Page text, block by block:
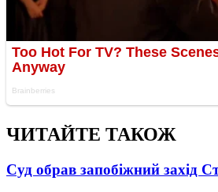
ЧИТАЙТЕ ТАКОЖ
Суд обрав запобіжний захід